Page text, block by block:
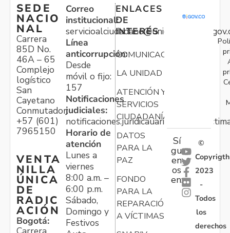
SEDE
NACIO
NAL
Carrera
85D No.
46A – 65
Complejo
logístico
San
Cayetano
Conmutador:
+57 (601)
7965150
VENTA
NILLA
ÚNICA
DE
RADIC
ACIÓN
Bogotá:
Correo
institucional:
Línea
anticorrupción:
Desde
móvil o fijo:
157
Notificaciones
judiciales:
Horario de
atención
Lunes a
viernes
8:00 a.m. –
6:00 p.m.
Sábado,
Domingo y
Festivos
ENLACES
DE
INTERÉS
COMUNICACIONES
LA UNIDAD
ATENCIÓN Y
SERVICIOS
CIUDADANÍA
DATOS
PARA LA
PAZ
FONDO
PARA LA
REPARACIÓN
A VÍCTIMAS
Sí
gu
en
os
en:
©
Copyrigth
2023
-
Todos
los
derechos